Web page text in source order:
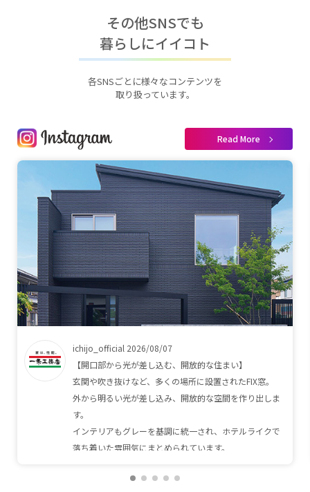
その他SNSでも
暮らしにイイコト
各SNSごとに様々なコンテンツを
取り扱っています。
Read More
ichijo_official 2026/08/07
【開口部から光が差し込む、開放的な住まい】
玄関や吹き抜けなど、多くの場所に設置されたFIX窓。
外から明るい光が差し込み、開放的な空間を作り出しま
す。
インテリアもグレーを基調に統一され、ホテルライクで
落ち着いた雰囲気にまとめられています。
魅力的な実例多数のカタログを、展示場でご用意してい